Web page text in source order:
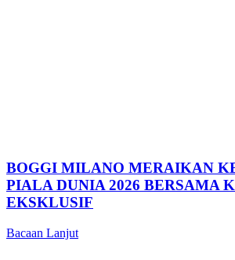
BOGGI MILANO MERAIKAN
PIALA DUNIA 2026 BERSAMA
EKSKLUSIF
Bacaan Lanjut